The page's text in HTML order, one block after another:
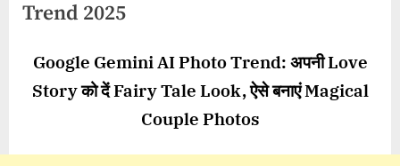
Trend 2025
on
Google
Gemini
Couple
Google Gemini AI Photo Trend: अपनीLove
Storyको देंFairy Tale Look,ऐसे बनाएंMagical
Couple Photos